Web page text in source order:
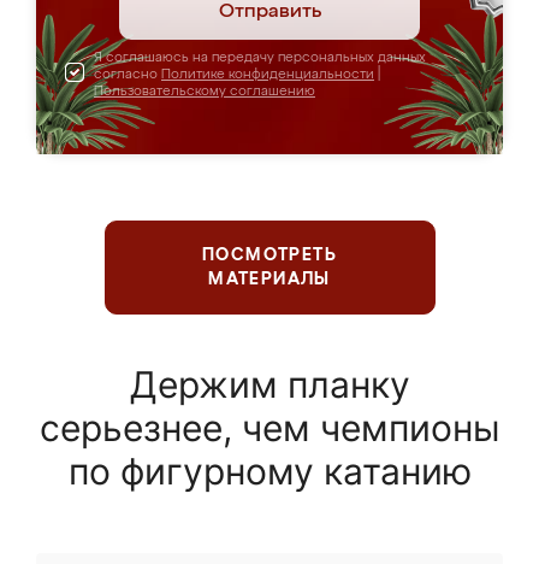
Отправить
Я соглашаюсь на передачу персональных данных
согласно Политике конфиденциальности
Пользовательскому соглашению
ПОСМОТРЕТЬ
МАТЕРИАЛЫ
Держим планку
серьезнее, чем чемпионы
по фигурному катанию